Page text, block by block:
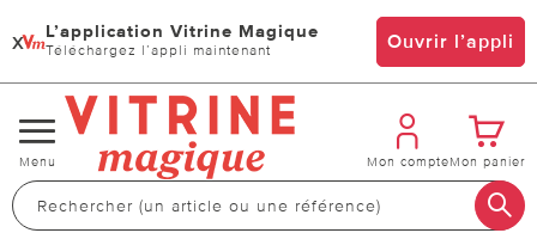
x L’application Vitrine Magique
Téléchargez l’appli maintenant Ouvrir l’appli
Changer
de
navigation
Menu Mon compteMon panier